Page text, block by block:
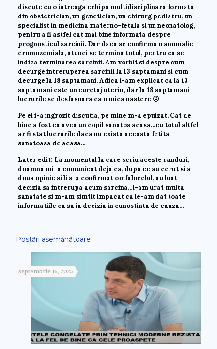
discute cu o intreaga echipa multidisciplinara formata
din obstetrician, un genetician, un chirurg pediatru, un
specialist in medicina materno-fetala si un neonatolog,
pentru a fi astfel cat mai bine informata despre
prognosticul sarcinii. Dar daca se confirma o anomalie
cromozomiala, atunci se termina totul, pentru ca se
indica terminarea sarcinii. Am vorbit si despre cum
decurge intreruperea sarcinii la 13 saptamani si cum
decurge la 18 saptamani. Adica i-am explicat ca la 13
saptamani este un curetaj uterin, dar la 18 saptamani
lucrurile se desfasoara ca o mica nastere ☹
Pe ei i-a ingrozit discutia, pe mine m-a epuizat. Cat de
bine a fost ca avea un copil sanatos acasa…cu totul altfel
ar fi stat lucrurile daca nu exista aceasta fetita
sanatoasa de acasa…
Later edit: La momentul la care scriu aceste randuri,
doamna mi-a comunicat deja ca, dupa ce au cerut si a
doua opinie si li s-a confirmat omfalocelul, au luat
decizia sa intrerupa acum sarcina…i-am urat multa
sanatate si m-am simtit impacat ca le-am dat toate
informatiile ca sa ia decizia in cunostinta de cauza…
Postări asemănătoare
septembrie 16, 2025